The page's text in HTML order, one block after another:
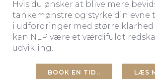
Hvis du ønsker at blive mere
tankemønstre og styrke din evne
i udfordringer med større klarhed
kan NLP være et værdifuldt
udvikling.
BOOK EN TID.. LÆS